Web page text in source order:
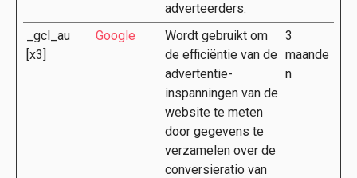
adverteerders.
_gcl_au
[x3]
Google
Wordt gebruikt om
de efficiëntie van de
advertentie-
inspanningen van de
website te meten
door gegevens te
verzamelen over de
conversieratio van
3
maande
n